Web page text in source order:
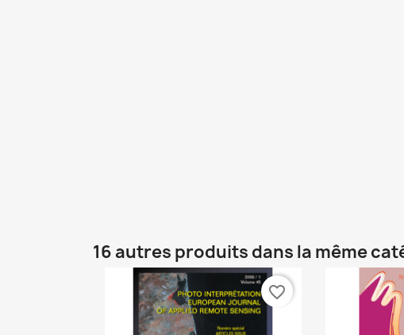
16 autres produits dans la même
favorite_border